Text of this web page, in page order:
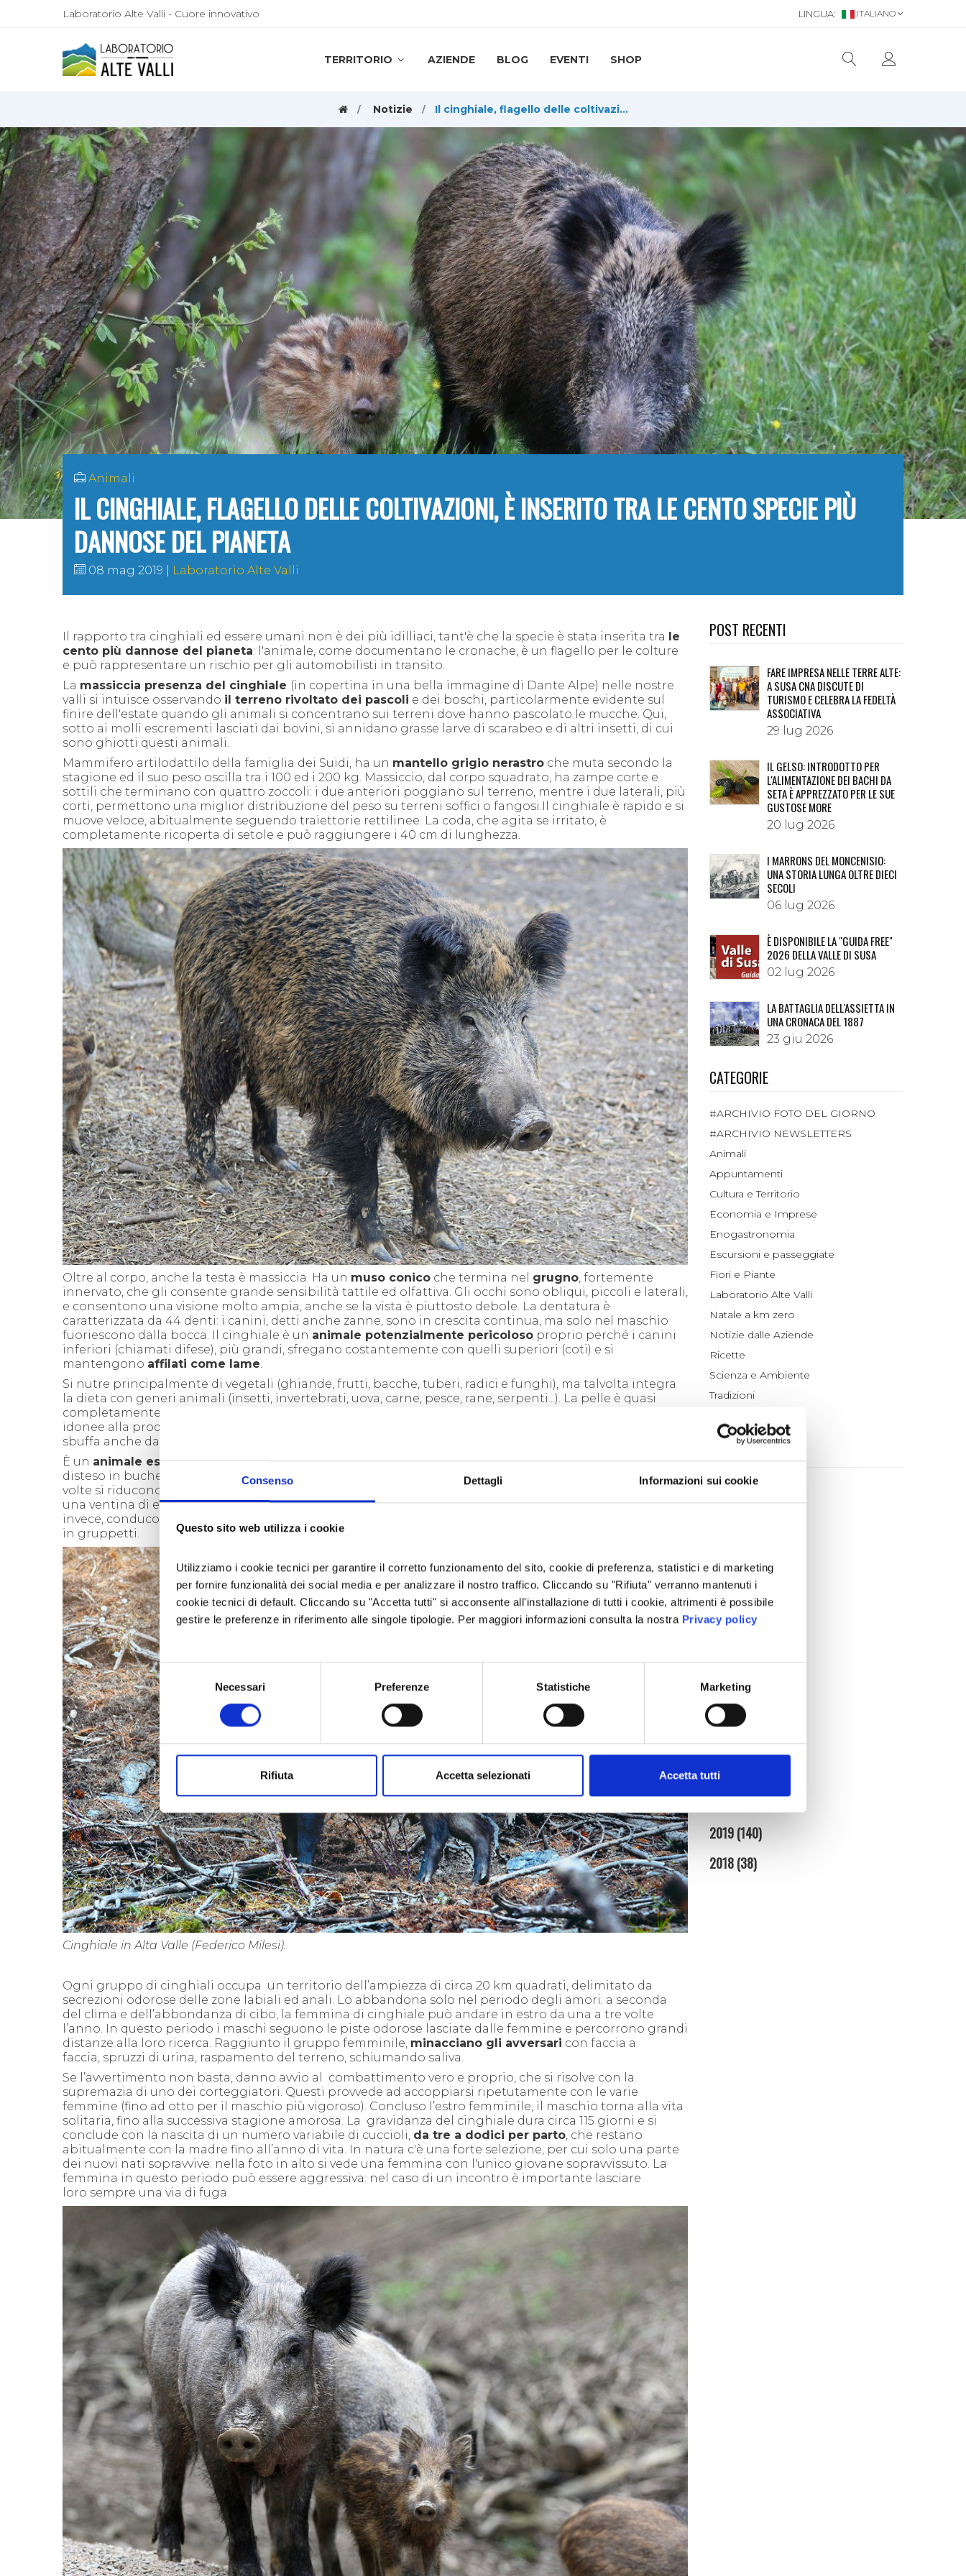
Consenso Dettagli Informazioni sui cookie
Questo sito web utilizza i cookie
Utilizziamo i cookie tecnici per garantire il corretto funzionamento del sito, cookie di preferenza, statistici e di marketing
per fornire funzionalità dei social media e per analizzare il nostro traffico. Cliccando su "Rifiuta" verranno mantenuti i
cookie tecnici di default. Cliccando su "Accetta tutti" si acconsente all'installazione di tutti i cookie, altrimenti è possibile
gestire le preferenze in riferimento alle singole tipologie. Per maggiori informazioni consulta la nostra Privacy policy
Selezione
del
consenso
Necessari Preferenze Statistiche Marketing
Rifiuta Accetta selezionati Accetta tutti
Laboratorio Alte Valli - Cuore innovativo LINGUA: ITALIANO
TERRITORIO AZIENDE BLOG EVENTI SHOP
Notizie Il cinghiale, flagello delle coltivazioni, è inserito tra le cento specie più dannose del pianeta
Animali
IL CINGHIALE, FLAGELLO DELLE COLTIVAZIONI, È INSERITO TRA LE CENTO SPECIE PIÙ
DANNOSE DEL PIANETA
08 mag 2019 Laboratorio Alte Valli
Il rapporto tra cinghiali ed essere umani non è dei più idilliaci, tant'è che la specie è stata inserita tra le
cento più dannose del pianeta: l'animale, come documentano le cronache, è un flagello per le colture
e può rappresentare un rischio per gli automobilisti in transito.
La massiccia presenza del cinghiale (in copertina in una bella immagine di Dante Alpe) nelle nostre
valli si intuisce osservando il terreno rivoltato dei pascoli e dei boschi, particolarmente evidente sul
finire dell'estate quando gli animali si concentrano sui terreni dove hanno pascolato le mucche. Qui,
sotto ai molli escrementi lasciati dai bovini, si annidano grasse larve di scarabeo e di altri insetti, di cui
sono ghiotti questi animali.
Mammifero artilodattilo della famiglia dei Suidi, ha un mantello grigio nerastro che muta secondo la
stagione ed il suo peso oscilla tra i 100 ed i 200 kg. Massiccio, dal corpo squadrato, ha zampe corte e
sottili che terminano con quattro zoccoli: i due anteriori poggiano sul terreno, mentre i due laterali, più
corti, permettono una miglior distribuzione del peso su terreni soffici o fangosi.Il cinghiale è rapido e si
muove veloce, abitualmente seguendo traiettorie rettilinee. La coda, che agita se irritato, è
completamente ricoperta di setole e può raggiungere i 40 cm di lunghezza.
Oltre al corpo, anche la testa è massiccia. Ha un muso conico che termina nel grugno, fortemente
innervato, che gli consente grande sensibilità tattile ed olfattiva. Gli occhi sono obliqui, piccoli e laterali,
e consentono una visione molto ampia, anche se la vista è piuttosto debole. La dentatura è
caratterizzata da 44 denti: i canini, detti anche zanne, sono in crescita continua, ma solo nel maschio
fuoriescono dalla bocca. Il cinghiale è un animale potenzialmente pericoloso proprio perché i canini
inferiori (chiamati difese), più grandi, sfregano costantemente con quelli superiori (coti) e si
mantengono affilati come lame.
Si nutre principalmente di vegetali (ghiande, frutti, bacche, tuberi, radici e funghi), ma talvolta integra
la dieta con generi animali (insetti, invertebrati, uova, carne, pesce, rane, serpenti...). La pelle è quasi
completamente ricoperta da
idonee alla produzione di spazzole e pennelli.
sbuffa anche dalle narici e, se impaurito, lancia un acuto gemito.
È un animale essenzialmente notturnoe trascorre la giornata al riparo della vegetazione, riposando
disteso in buche che scava con il muso e gli zoccoli. Gli avvistamenti non sono frequenti, e il più delle
volte si riducono ad una massa scura che corre sbuffando tra i cespugli.Le femmine vivono in gruppi di
una ventina di esemplari con i loro cuccioli, alla cui guida è la scrofa più anziana. I maschi più anziani,
invece, conducono vita solitaria per gran parte dell’anno, i giovani non ancora accoppiati si riuniscono
in gruppetti.
Cinghiale in Alta Valle (Federico Milesi).
Ogni gruppo di cinghiali occupa un territorio dell’ampiezza di circa 20 km quadrati, delimitato da
secrezioni odorose delle zone labiali ed anali. Lo abbandona solo nel periodo degli amori: a seconda
del clima e dell’abbondanza di cibo, la femmina di cinghiale può andare in estro da una a tre volte
l’anno. In questo periodo i maschi seguono le piste odorose lasciate dalle femmine e percorrono grandi
distanze alla loro ricerca. Raggiunto il gruppo femminile, minacciano gli avversari con faccia a
faccia, spruzzi di urina, raspamento del terreno, schiumando saliva.
Se l’avvertimento non basta, danno avvio al combattimento vero e proprio, che si risolve con la
supremazia di uno dei corteggiatori. Questi provvede ad accoppiarsi ripetutamente con le varie
femmine (fino ad otto per il maschio più vigoroso). Concluso l’estro femminile, il maschio torna alla vita
solitaria, fino alla successiva stagione amorosa. La gravidanza del cinghiale dura circa 115 giorni e si
conclude con la nascita di un numero variabile di cuccioli, da tre a dodici per parto , che restano
abitualmente con la madre fino all’anno di vita. In natura c'è una forte selezione, per cui solo una parte
dei nuovi nati sopravvive: nella foto in alto si vede una femmina con l'unico giovane sopravvissuto. La
femmina in questo periodo può essere aggressiva: nel caso di un incontro è importante lasciare
loro sempre una via di fuga.
POST RECENTI
FARE IMPRESA NELLE TERRE ALTE:
A SUSA CNA DISCUTE DI
TURISMO E CELEBRA LA FEDELTÀ
ASSOCIATIVA
29 lug 2026
IL GELSO: INTRODOTTO PER
L'ALIMENTAZIONE DEI BACHI DA
SETA È APPREZZATO PER LE SUE
GUSTOSE MORE
20 lug 2026
I MARRONS DEL MONCENISIO:
UNA STORIA LUNGA OLTRE DIECI
SECOLI
06 lug 2026
È DISPONIBILE LA "GUIDA FREE"
2026 DELLA VALLE DI SUSA
02 lug 2026
LA BATTAGLIA DELL'ASSIETTA IN
UNA CRONACA DEL 1887
23 giu 2026
CATEGORIE
#ARCHIVIO FOTO DEL GIORNO
#ARCHIVIO NEWSLETTERS
Animali
Appuntamenti
Cultura e Territorio
Economia e Imprese
Enogastronomia
Escursioni e passeggiate
Fiori e Piante
Laboratorio Alte Valli
Natale a km zero
Notizie dalle Aziende
Ricette
Scienza e Ambiente
Tradizioni
2026
luglio (4)
aprile (3)
marzo (7)
febbraio (4)
gennaio (5)
2024
2023(134)
2022(128)
2021
2020(181)
2019(140)
2018(38)